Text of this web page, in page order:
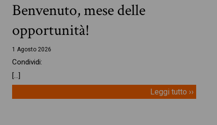
Benvenuto, mese delle
opportunità!
1 Agosto 2026
Condividi:
[…]
Leggi tutto ››